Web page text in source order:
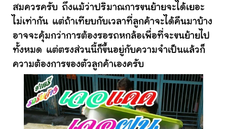
สมควรครับ ถึงแม้ว่าปริมาณการขนย้ายจะได้เยอะ
ไม่เท่ากัน แต่ถ้าเทียบกับเวลาที่ลูกค้าจะได้คืนมาบ้าง
อาจจะคุ้มกว่าการต้องรอรถหกล้อเพื่อที่จะขนย้ายไป
ทั้งหมด แต่ตรงส่วนนี้ก็ขึ้นอยู่กับความจำเป็นแล้วก็
ความต้องการของตัวลูกค้าเองครับ